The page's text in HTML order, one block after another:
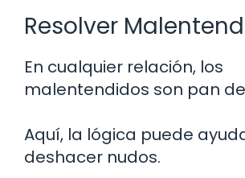
Resolver
En cualquier relación, los
malentendidos son pan
Aquí, la lógica puede
deshacer nudos.